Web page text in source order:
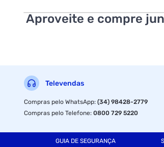
aplicacoes : portoes deslizantes,
a aplicacao em luzes de emergencia e
tomada : 8 tomadas 10a
garantia com o fabricante : 01 ano
precisa de pilhas ou baterias : sim
Aproveite e compre
Televendas
Compras pelo WhatsApp:(34) 98428-2779
Compras pelo Telefone:0800 729 5220
GUIA DE SEGURANÇA